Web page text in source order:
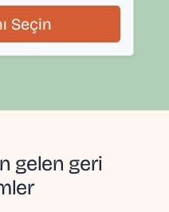
Seçin
gelen geri